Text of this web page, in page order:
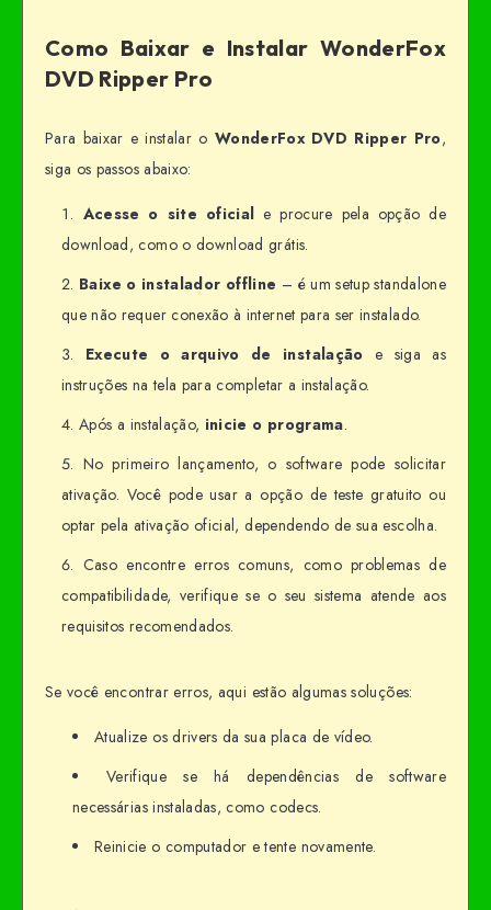
Como Baixar e Instalar WonderFox
DVD Ripper Pro
Para baixar e instalar o WonderFox DVD Ripper Pro,
siga os passos abaixo:
Acesse o site oficial e procure pela opção de
download, como o download grátis.
Baixe o instalador offline – é um setup standalone
que não requer conexão à internet para ser instalado.
Execute o arquivo de instalação e siga as
instruções na tela para completar a instalação.
Após a instalação, inicie o programa.
No primeiro lançamento, o software pode solicitar
ativação. Você pode usar a opção de teste gratuito ou
optar pela ativação oficial, dependendo de sua escolha.
Caso encontre erros comuns, como problemas de
compatibilidade, verifique se o seu sistema atende aos
requisitos recomendados.
Se você encontrar erros, aqui estão algumas soluções:
Atualize os drivers da sua placa de vídeo.
Verifique se há dependências de software
necessárias instaladas, como codecs.
Reinicie o computador e tente novamente.